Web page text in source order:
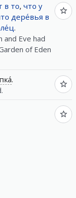
в то, что у
дере́вья в
.
and Eve had
of Eden
.